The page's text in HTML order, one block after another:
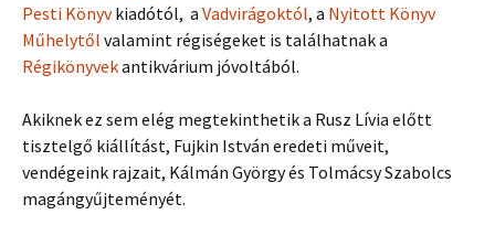
Pesti Könyvkiadótól, a Vadvirágoktól, a Nyitott Könyv
Műhelytől valamint régiségeket is találhatnak a
Régikönyvekantikvárium jóvoltából.
Akiknek ez sem elég megtekinthetik a Rusz Lívia előtt
tisztelgő kiállítást, Fujkin István eredeti műveit,
vendégeink rajzait, Kálmán György és Tolmácsy Szabolcs
magángyűjteményét.